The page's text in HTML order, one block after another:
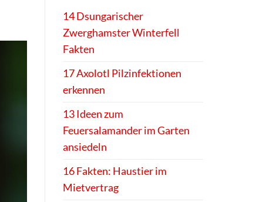
14 Dsungarischer
Zwerghamster Winterfell
Fakten
17 Axolotl Pilzinfektionen
erkennen
13 Ideen zum
Feuersalamander im Garten
ansiedeln
16 Fakten: Haustier im
Mietvertrag